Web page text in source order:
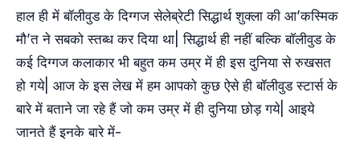
हाल ही में बॉलीवुड के दिग्गज सेलेब्रेटी सिद्धार्थ शुक्ला की आ’कस्मिक
मौ’त ने सबको स्तब्ध कर दिया था| सिद्धार्थ ही नहीं बल्कि बॉलीवुड के
कई दिग्गज कलाकार भी बहुत कम उम्र में ही इस दुनिया से रुखसत
हो गये| आज के इस लेख में हम आपको कुछ ऐसे ही बॉलीवुड स्टार्स के
बारे में बताने जा रहे हैं जो कम उम्र में ही दुनिया छोड़ गये| आइये
जानते हैं इनके बारे में-